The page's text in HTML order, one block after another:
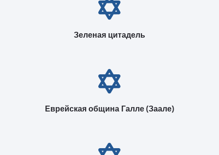
Зеленая цитадель
Еврейская община Галле (Заале)